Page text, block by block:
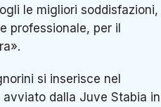
le migliori soddisfazioni,
professionale, per il
si inserisce nel
dalla Juve Stabia in